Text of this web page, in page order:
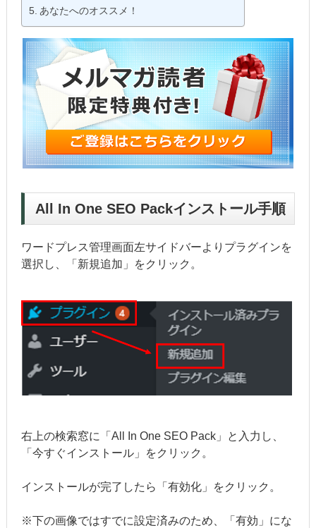
あなたへのオススメ！
All In One SEO Packインストール手順
ワードプレス管理画面左サイドバーよりプラグインを
選択し、「新規追加」をクリック。
右上の検索窓に「All In One SEO Pack」と入力し、
「今すぐインストール」をクリック。
インストールが完了したら「有効化」をクリック。
※下の画像ではすでに設定済みのため、「有効」にな